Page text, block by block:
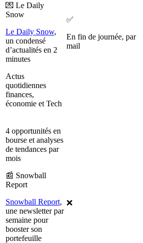
💌 Le Daily
Snow
Le Daily Snow,
un condensé
d’actualités en 2
minutes
Actus
quotidiennes
finances,
économie et Tech
✅
En fin de journée, par
mail
4 opportunités en
bourse et analyses
de tendances par
mois
📰 Snowball
Report
Snowball Report,
une newsletter par
semaine pour
booster son
portefeuille
❌